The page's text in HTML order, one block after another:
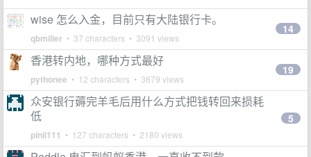
wise 怎么入金，目前只有大陆银行卡。
qbmiller • 37 characters • 3091 views
14
香港转内地，哪种方式最好
pythonee • 12 characters • 3679 views
19
众安银行薅完羊毛后用什么方式把钱转回来损耗
低
pinii111 • 127 characters • 2180 views
5